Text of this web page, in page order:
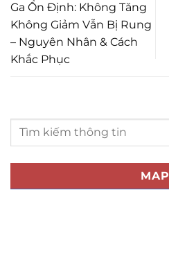
Ga Ổn Định: Không Tăng
Không Giảm Vẫn Bị Rung
– Nguyên Nhân & Cách
Khắc Phục
MAP